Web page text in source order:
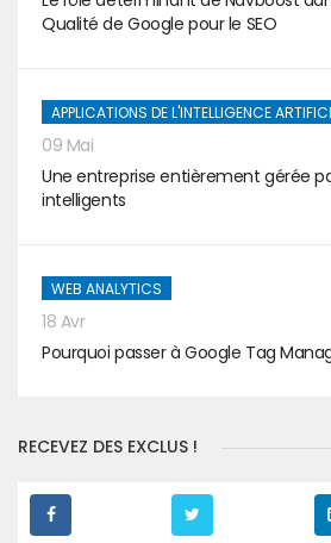
Qualité de Google pour le SEO
APPLICATIONS DE L'INTELLIGENCE
09 Mai
Une entreprise entièrement gérée
intelligents
WEB ANALYTICS
18 Avr
Pourquoi passer à Google Tag
RECEVEZ DES EXCLUS !